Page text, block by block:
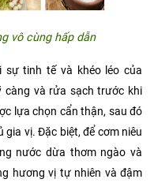
vô cùng hấp dẫn
sự tinh tế và khéo léo của
càng và rửa sạch trước khi
lựa chọn cẩn thận, sau đó
vị. Đặc biệt, để cơm niêu
nước dừa thơm ngào và
hương vị tự nhiên và đậm